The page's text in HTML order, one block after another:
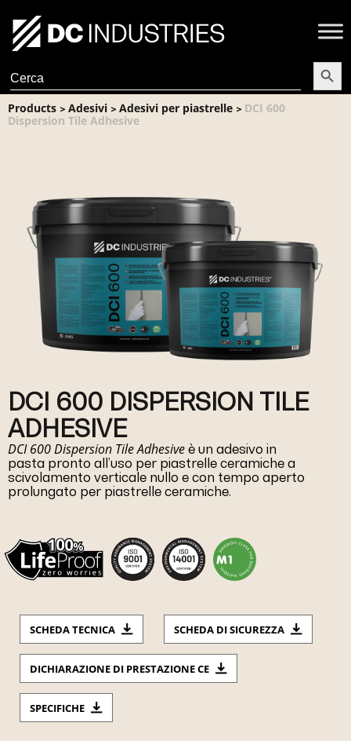
Search
for:
Search
Products > Adesivi > Adesivi per piastrelle > DCI 600
Dispersion Tile Adhesive
DCI 600 DISPERSION TILE
ADHESIVE
DCI 600 Dispersion Tile Adhesive è un adesivo in
pasta pronto all’uso per piastrelle ceramiche a
scivolamento verticale nullo e con tempo aperto
prolungato per piastrelle ceramiche.
SCHEDA TECNICA SCHEDA DI SICUREZZA
DICHIARAZIONE DI PRESTAZIONE CE
SPECIFICHE